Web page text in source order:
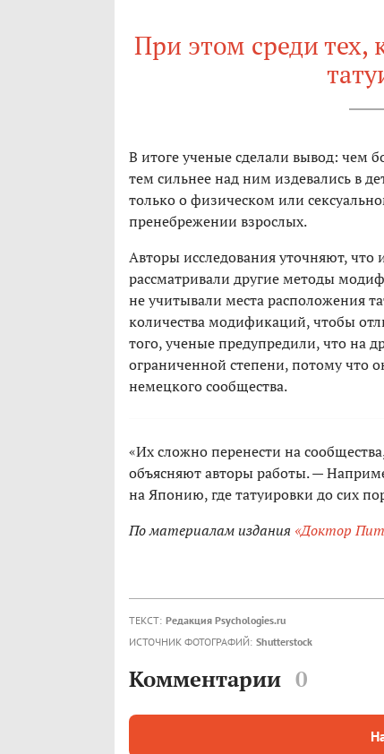
При этом среди тех,
В итоге ученые сделали вывод: чем
тем сильнее над ним издевались в
только о физическом или
пренебрежении взрослых.
Авторы исследования уточняют, что
рассматривали другие методы
не учитывали места расположения
количества модификаций, чтобы
того, ученые предупредили, что на
ограниченной степени, потому что
немецкого сообщества.
«Их сложно перенести на
объясняют авторы работы. —
на Японию, где татуировки до сих
По материалам издания «Доктор
ТЕКСТ: Редакция Psychologies.ru
ИСТОЧНИК ФОТОГРАФИЙ: Shutterstock
Комментарии 0